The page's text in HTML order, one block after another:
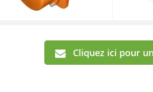
Cliquez ici pour